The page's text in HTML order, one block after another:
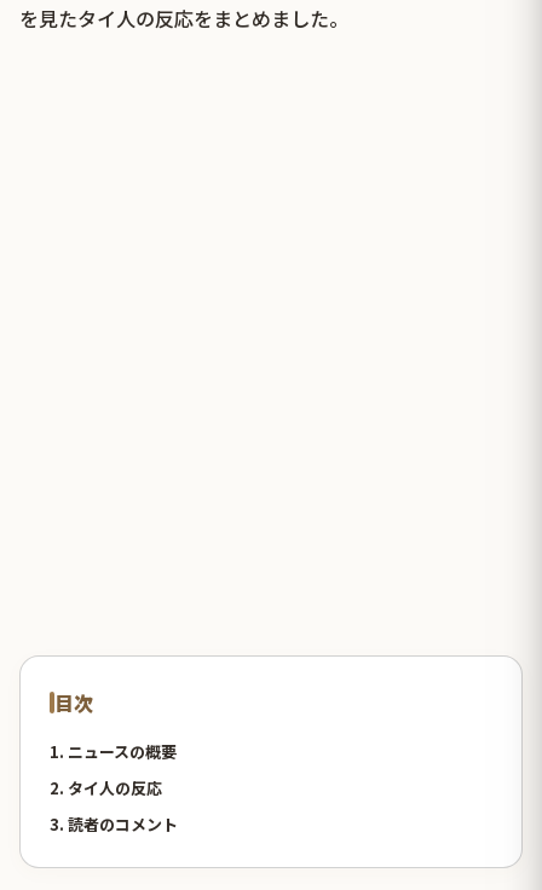
を見たタイ人の反応をまとめました。
目次
1. ニュースの概要
2. タイ人の反応
3. 読者のコメント